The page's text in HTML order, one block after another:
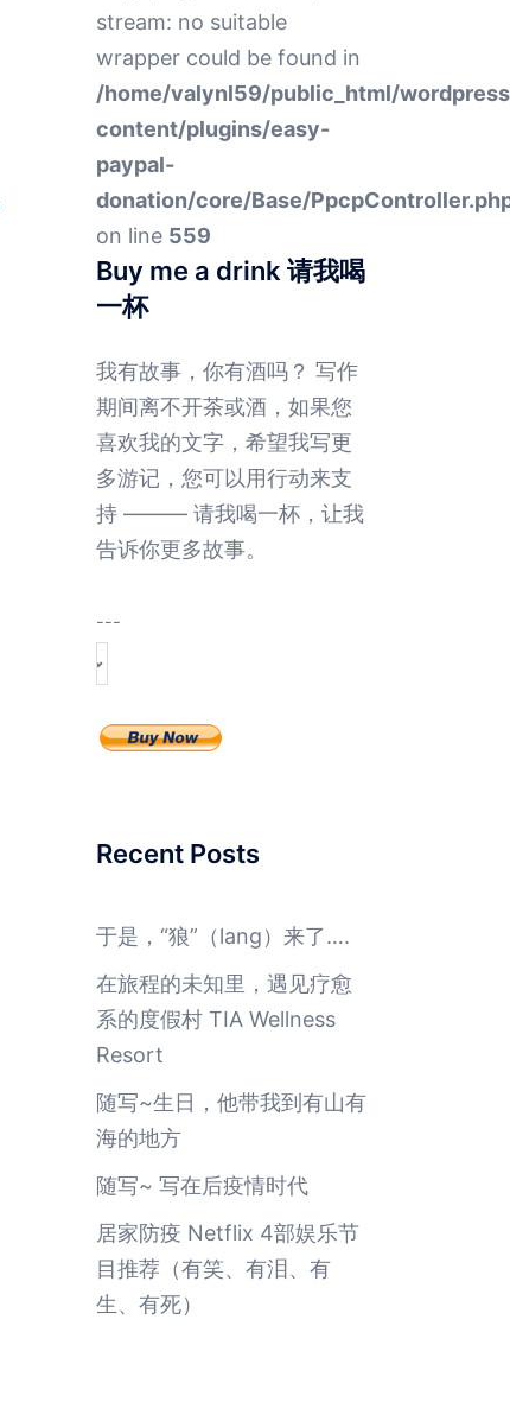
stream: no suitable
wrapper could be found in
/home/valynl59/public_html/
content/plugins/easy-
paypal-
donation/core/Base/
on line 559
Buy me a drink 请我喝
一杯
我有故事，你有酒吗？ 写作
期间离不开茶或酒，如果您
喜欢我的文字，希望我写更
多游记，您可以用行动来支
持 ——— 请我喝一杯，让我
告诉你更多故事。
---
Recent Posts
于是，“狼”（lang）来了….
在旅程的未知里，遇见疗愈
系的度假村 TIA Wellness
Resort
随写~生日，他带我到有山有
海的地方
随写~ 写在后疫情时代
居家防疫 Netflix 4部娱乐节
目推荐（有笑、有泪、有
生、有死）